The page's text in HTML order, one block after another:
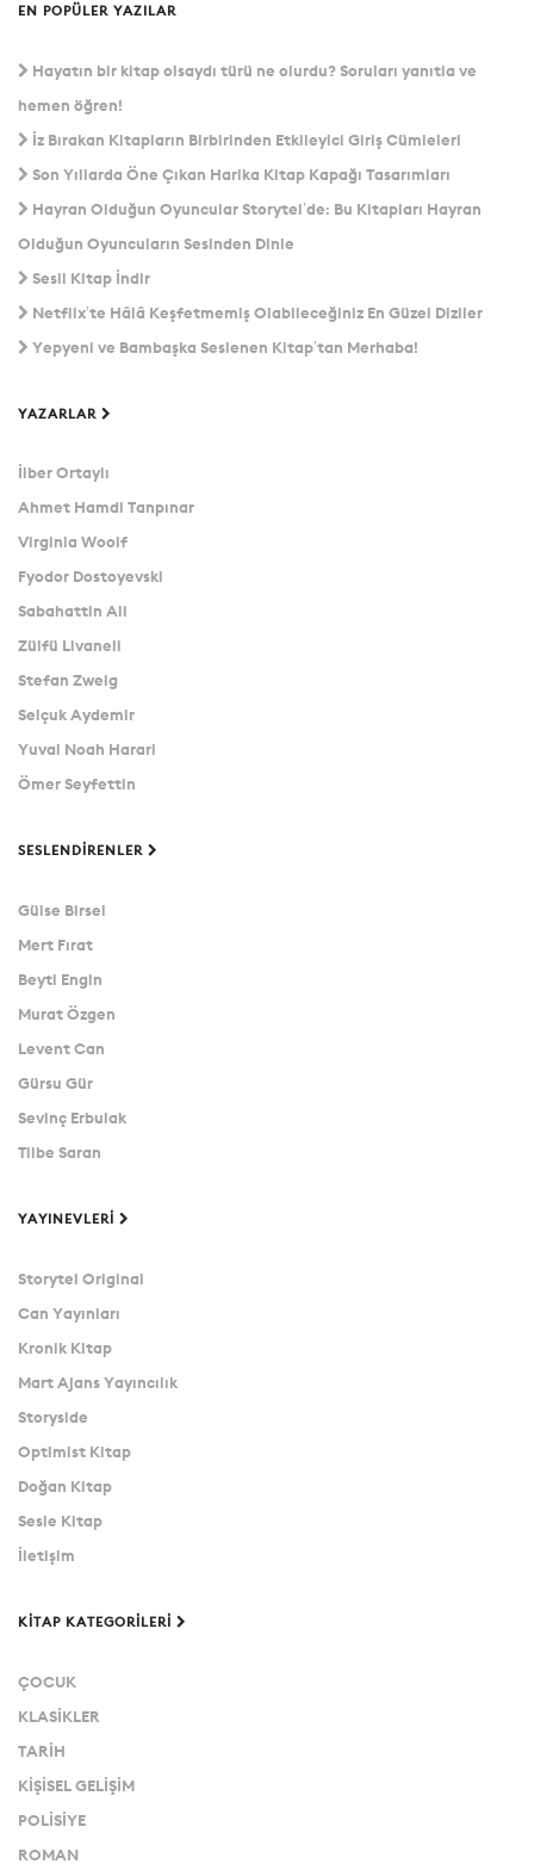
EN POPÜLER YAZILAR
Hayatın bir kitap olsaydı türü ne olurdu? Soruları yanıtla ve
hemen öğren!
İz Bırakan Kitapların Birbirinden Etkileyici Giriş Cümleleri
Son Yıllarda Öne Çıkan Harika Kitap Kapağı Tasarımları
Hayran Olduğun Oyuncular Storytel’de: Bu Kitapları Hayran
Olduğun Oyuncuların Sesinden Dinle
Sesli Kitap İndir
Netflix’te Hâlâ Keşfetmemiş Olabileceğiniz En Güzel Diziler
Yepyeni ve Bambaşka Seslenen Kitap’tan Merhaba!
YAZARLAR
İlber Ortaylı
Ahmet Hamdi Tanpınar
Virginia Woolf
Fyodor Dostoyevski
Sabahattin Ali
Zülfü Livaneli
Stefan Zweig
Selçuk Aydemir
Yuval Noah Harari
Ömer Seyfettin
SESLENDIRENLER
Gülse Birsel
Mert Fırat
Beyti Engin
Murat Özgen
Levent Can
Gürsu Gür
Sevinç Erbulak
Tilbe Saran
YAYINEVLERI
Storytel Original
Can Yayınları
Kronik Kitap
Mart Ajans Yayıncılık
Storyside
Optimist Kitap
Doğan Kitap
Sesle Kitap
İletişim
KITAP KATEGORILERI
ÇOCUK
KLASİKLER
TARİH
KİŞİSEL GELİŞİM
POLİSİYE
ROMAN